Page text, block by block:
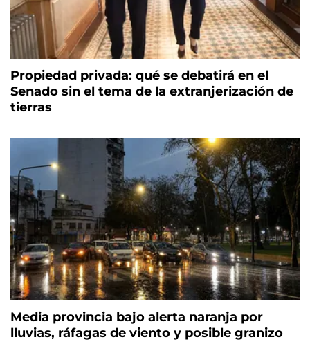
Propiedad privada: qué se debatirá en el
Senado sin el tema de la extranjerización de
tierras
Media provincia bajo alerta naranja por
lluvias, ráfagas de viento y posible granizo